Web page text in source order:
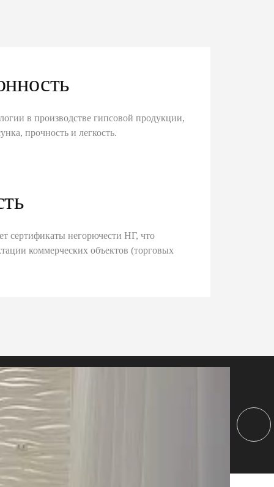
в производстве гипсовой продукции,
прочность и легкость.
сертификаты негорючести НГ, что
коммерческих объектов (торговых